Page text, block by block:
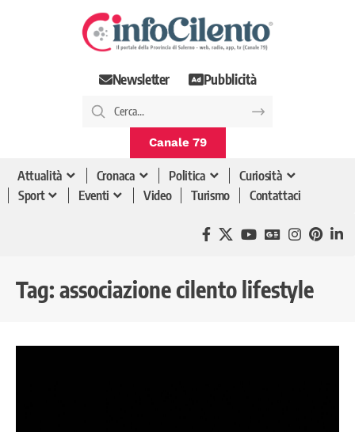
Newsletter Pubblicità
Canale 79
Attualità Cronaca Politica
Curiosità
Sport
Eventi Video Turismo Contattaci
Tag: associazione cilento lifestyle